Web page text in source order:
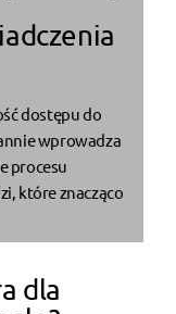
dostępu do
wprowadza
procesu
które znacząco
dla